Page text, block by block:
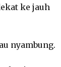
ke jauh
nyambung.